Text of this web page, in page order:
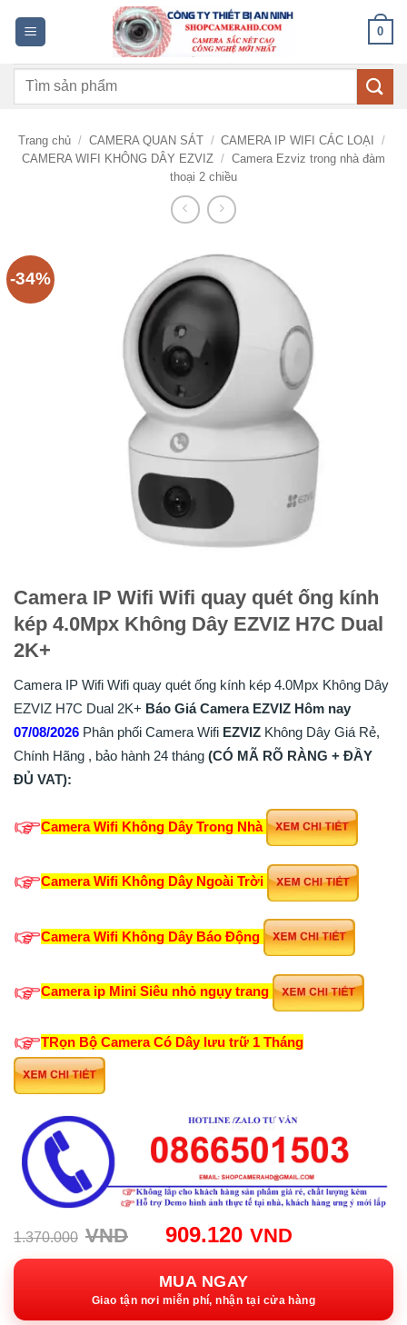
dung
0
Tìm
Trang chủ / CAMERA QUAN SÁT / CAMERA IP WIFI CÁC LOẠI
/
CAMERA WIFI KHÔNG DÂY EZVIZ / Camera Ezviz trong nhà đàm
thoại 2 chiều
-34%
Camera IP Wifi Wifi quay quét ống kính
kép 4.0Mpx Không Dây EZVIZ H7C Dual
2K+
Camera IP Wifi Wifi quay quét ống kính kép 4.0Mpx Không Dây
EZVIZ H7C Dual 2K+ Báo Giá Camera EZVIZ Hôm nay
07/08/2026 Phân phối Camera Wifi EZVIZ Không Dây Giá Rẻ,
Chính Hãng , bảo hành 24 tháng (CÓ MÃ RÕ RÀNG + ĐẦY
ĐỦ VAT):
Camera Wifi Không Dây Trong Nhà
Camera Wifi Không Dây Ngoài Trời
Camera Wifi Không Dây Báo Động
Camera ip Mini Siêu nhỏ ngụy trang
TRọn Bộ Camera Có Dây lưu trữ 1 Tháng
1.370.000 VND
Giá
gốc:
1.370.000VND.
909.120 VND
hiện
MUA NGAY
Giao tận nơi miễn phí, nhận tại cửa hàng